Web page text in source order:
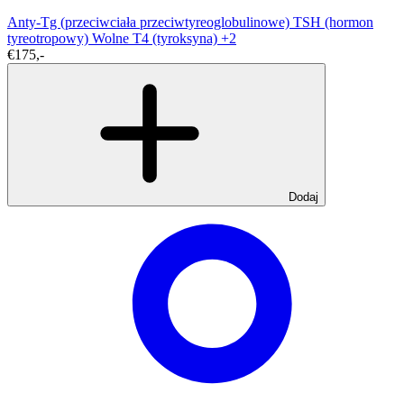
Anty-Tg (przeciwciała przeciwtyreoglobulinowe) TSH (hormon
tyreotropowy) Wolne T4 (tyroksyna) +2
€175,-
Dodaj